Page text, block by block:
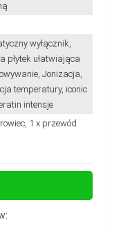
wyłącznik,
płytek ułatwiająca
Jonizacja,
temperatury, iconic
intensje
1 x przewód